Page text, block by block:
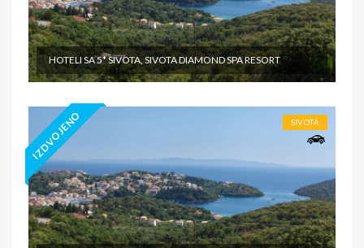
HOTELI SA 5* SIVOTA, SIVOTA DIAMOND SPA RESORT
IZDVOJENO SIVOTA